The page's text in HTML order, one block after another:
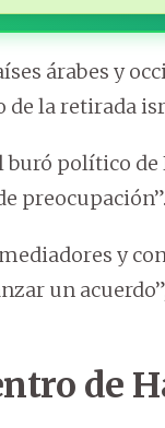
árabes y
la retirada
político
preocupación”.
y
un
de